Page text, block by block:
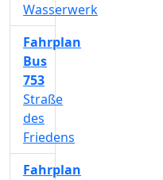
Wasserwerk
Fahrplan
Bus
753
Straße
des
Friedens
Fahrplan